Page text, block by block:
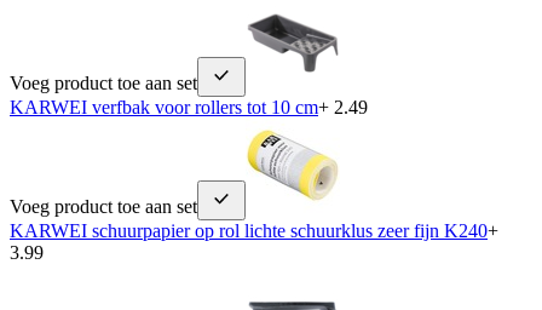
Voeg product toe aan set
KARWEI verfbak voor rollers tot 10 cm+ 2.49
Voeg product toe aan set
KARWEI schuurpapier op rol lichte schuurklus zeer fijn K240+
3.99